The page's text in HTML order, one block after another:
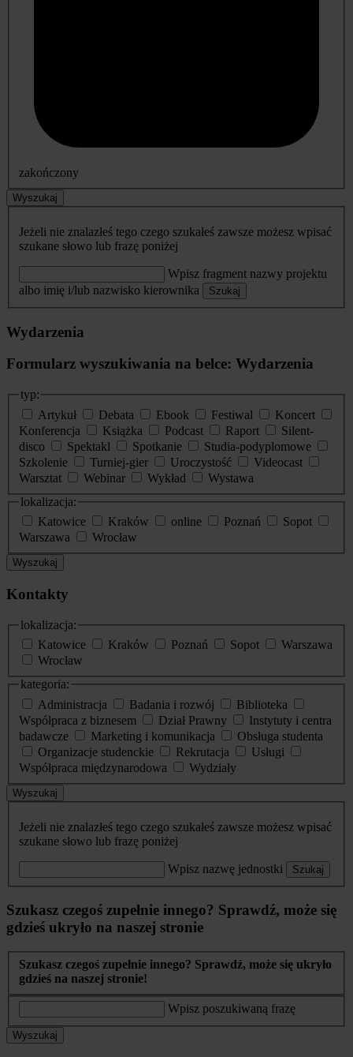
zakończony
Wyszukaj
Jeżeli nie znalazłeś tego czego szukałeś zawsze możesz wpisać
szukane słowo lub frazę poniżej
Wpisz fragment nazwy projektu
albo imię i/lub nazwisko kierownika
Szukaj
Wydarzenia
Formularz wyszukiwania na belce: Wydarzenia
typ:
Artykuł
Debata Ebook Festiwal
Koncert
Konferencja
Książka Podcast Raport
Silent-
disco
Spektakl Spotkanie
Studia-podyplomowe
Szkolenie
Turniej-gier Uroczystość
Videocast
Warsztat
Webinar Wykład
Wystawa
lokalizacja:
Katowice
Kraków online Poznań
Sopot
Warszawa
Wrocław
Wyszukaj
Kontakty
lokalizacja:
Katowice
Kraków Poznań Sopot
Warszawa
Wrocław
kategoria:
Administracja
Badania i rozwój
Biblioteka
Współpraca z biznesem
Dział Prawny
Instytuty i centra
badawcze
Marketing i komunikacja
Obsługa studenta
Organizacje studenckie
Rekrutacja
Usługi
Współpraca międzynarodowa
Wydziały
Wyszukaj
Jeżeli nie znalazłeś tego czego szukałeś zawsze możesz wpisać
szukane słowo lub frazę poniżej
Wpisz nazwę jednostki Szukaj
Szukasz czegoś zupełnie innego? Sprawdź, może się
gdzieś ukryło na naszej stronie
Szukasz czegoś zupełnie innego? Sprawdź, może się ukryło
gdzieś na naszej stronie!
Wpisz poszukiwaną frazę
Wyszukaj